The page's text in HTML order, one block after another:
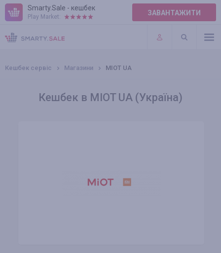
Smarty.Sale - кешбек
Play Market: ЗАВАНТАЖИТИ
ПРАВИЛА
ПЛАГІНИ
Кешбек сервіс Магазини MIOT UA
Кешбек в MIOT UA (Україна)